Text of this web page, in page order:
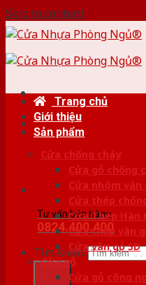
Skip to content
Tư vấn bán hàng
0824.400.400
Tìm kiếm:
Trang chủ
Giới thiệu
Sản phẩm
Cửa chống cháy
Cửa gỗ chống
Cửa nhôm vân
Cửa thép
Cửa Thép Hàn
Cửa thép vân
Cửa vân gỗ 5D
Cửa gỗ
Cửa gỗ công